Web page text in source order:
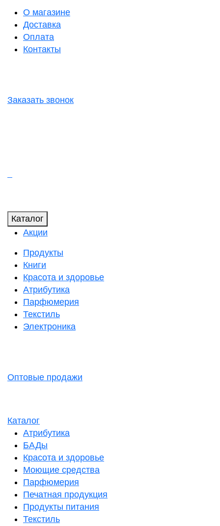
О магазине
Доставка
Оплата
Контакты
Заказать звонок
Каталог
Акции
Продукты
Книги
Красота и здоровье
Атрибутика
Парфюмерия
Текстиль
Электроника
Оптовые продажи
Каталог
Атрибутика
БАДы
Красота и здоровье
Моющие средства
Парфюмерия
Печатная продукция
Продукты питания
Текстиль